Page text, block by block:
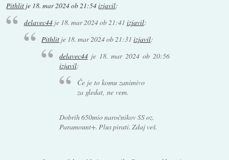
Pithlit je 18. mar 2024 ob 21:54izjavil:
delavec44je 18. mar 2024 ob 21:41 izjavil:
Pithlit je 18. mar 2024 ob 21:31 izjavil:
delavec44je 18. mar 2024 ob 20:56
izjavil:
Če je to komu zanimivo
za gledat, ne vem.
Dobrih 650mio naročnikov SS oz.
Paramount+. Plus pirati. Zdaj veš.